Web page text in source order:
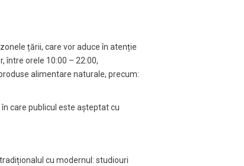
țării, care vor aduce în atenție
între orele 10:00 – 22:00,
alimentare naturale, precum:
care publicul este așteptat cu
cu modernul: studiouri